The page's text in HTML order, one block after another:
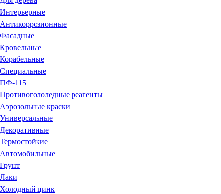
Интерьерные
Антикоррозионные
Фасадные
Кровельные
Корабельные
Специальные
ПФ-115
Противогололедные реагенты
Аэрозольные краски
Универсальные
Декоративные
Термостойкие
Автомобильные
Грунт
Лаки
Холодный цинк